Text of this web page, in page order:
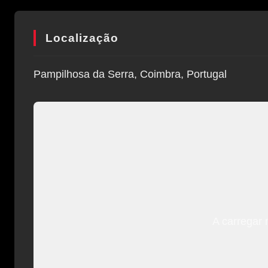
Localização
Pampilhosa da Serra, Coimbra, Portugal